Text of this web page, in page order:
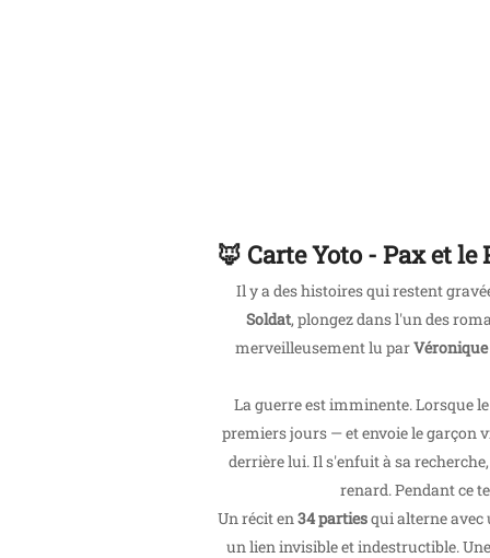
🦊 Carte Yoto - Pax et le
Il y a des histoires qui restent
Soldat, plongez dans l'un des
merveilleusement lu parVéronique
La guerre est imminente. Lorsque
premiers jours — et envoie le garçon
derrière lui. Il s'enfuit à sa
renard. Pendant ce
Un récit en34 partiesqui alterne avec
un lien invisible et indestructible.